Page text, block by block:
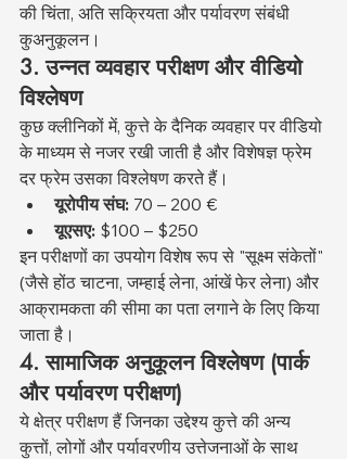
की चिंता, अति सक्रियता और पर्यावरण संबंधी
कुअनुकूलन।
3. उन्नत व्यवहार परीक्षण और वीडियो
विश्लेषण
कुछ क्लीनिकों में, कुत्ते के दैनिक व्यवहार पर वीडियो
के माध्यम से नजर रखी जाती है और विशेषज्ञ फ्रेम
दर फ्रेम उसका विश्लेषण करते हैं।
यूरोपीय संघ: 70 – 200 €
यूएसए: $100 – $250
इन परीक्षणों का उपयोग विशेष रूप से "सूक्ष्म संकेतों"
(जैसे होंठ चाटना, जम्हाई लेना, आंखें फेर लेना) और
आक्रामकता की सीमा का पता लगाने के लिए किया
जाता है।
4. सामाजिक अनुकूलन विश्लेषण (पार्क
और पर्यावरण परीक्षण)
ये क्षेत्र परीक्षण हैं जिनका उद्देश्य कुत्ते की अन्य
कुत्तों, लोगों और पर्यावरणीय उत्तेजनाओं के साथ